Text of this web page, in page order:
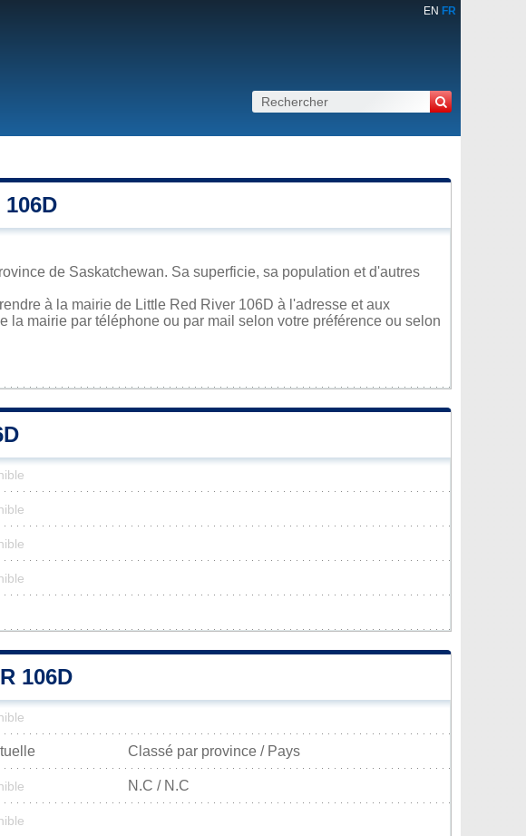
EN FR
de Saskatchewan. Sa superficie, sa population et d'autres
à la mairie de Little Red River 106D à l'adresse et aux
la mairie par téléphone ou par mail selon votre préférence ou selon
106D
Classé par province / Pays
N.C / N.C